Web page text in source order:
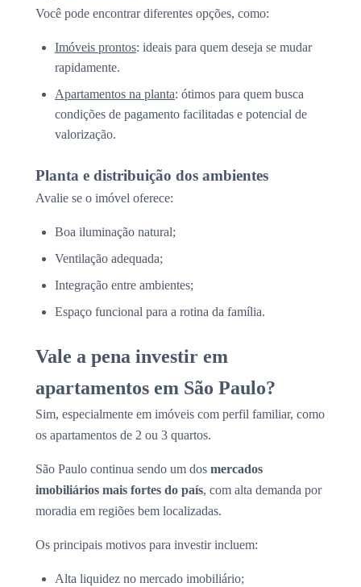
Você pode encontrar diferentes opções, como:
Imóveis prontos: ideais para quem deseja se mudar
rapidamente.
Apartamentos na planta: ótimos para quem busca
condições de pagamento facilitadas e potencial de
valorização.
Planta e distribuição dos ambientes
Avalie se o imóvel oferece:
Boa iluminação natural;
Ventilação adequada;
Integração entre ambientes;
Espaço funcional para a rotina da família.
Vale a pena investir em
apartamentos em São Paulo?
Sim, especialmente em imóveis com perfil familiar, como
os apartamentos de 2 ou 3 quartos.
São Paulo continua sendo um dos mercados
imobiliários mais fortes do país, com alta demanda por
moradia em regiões bem localizadas.
Os principais motivos para investir incluem:
Alta liquidez no mercado imobiliário;